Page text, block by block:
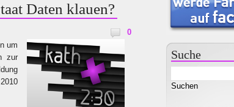
Daten klauen?
0
um
zur
Suche